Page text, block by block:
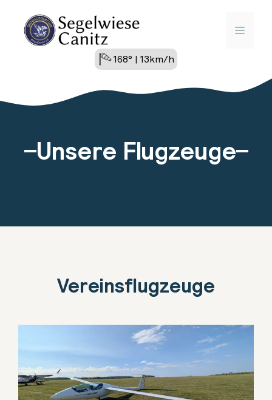
Inhalt
springen
MENÜ
168° | 13km/h
Unsere Flugzeuge
Vereinsflugzeuge